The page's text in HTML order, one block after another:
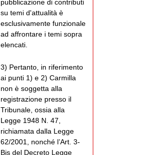
pubblicazione di contributi
su temi d'attualità è
esclusivamente funzionale
ad affrontare i temi sopra
elencati.
3) Pertanto, in riferimento
ai punti 1) e 2) Carmilla
non è soggetta alla
registrazione presso il
Tribunale, ossia alla
Legge 1948 N. 47,
richiamata dalla Legge
62/2001, nonché l’Art. 3-
Bis del Decreto Legge